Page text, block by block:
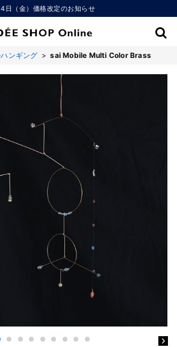
日（金）価格改定のお知らせ
ンギング >sai Mobile Multi Color Brass